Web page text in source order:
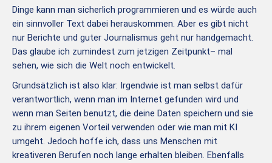
Dinge kann man sicherlich programmieren und es würde auch
ein sinnvoller Text dabei herauskommen. Aber es gibt nicht
nur Berichte und guter Journalismus geht nur handgemacht.
Das glaube ich zumindest zum jetzigen Zeitpunkt– mal
sehen, wie sich die Welt noch entwickelt.
Grundsätzlich ist also klar: Irgendwie ist man selbst dafür
verantwortlich, wenn man im Internet gefunden wird und
wenn man Seiten benutzt, die deine Daten speichern und sie
zu ihrem eigenen Vorteil verwenden oder wie man mit KI
umgeht. Jedoch hoffe ich, dass uns Menschen mit
kreativeren Berufen noch lange erhalten bleiben. Ebenfalls